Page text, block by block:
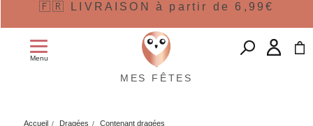
🇫🇷 LIVRAISON à partir de 6,99€
Menu
MES FÊTES
Accueil Dragées
Contenant dragées